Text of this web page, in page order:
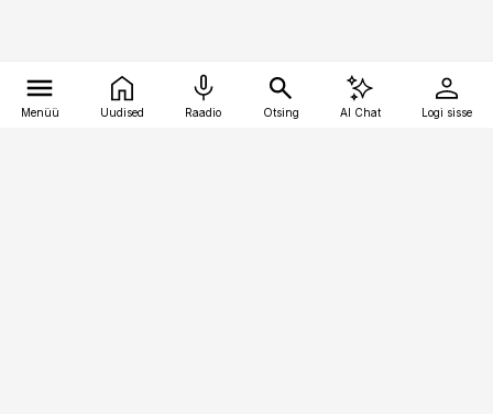
Menüü Uudised Raadio Otsing AI Chat Logi sisse